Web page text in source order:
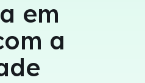
em
a